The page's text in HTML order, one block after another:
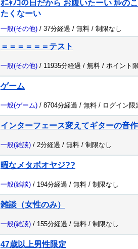
ｵﾆｬﾉｺの日だから お腹いたーい ｶﾚの
たくなーい
一般(その他) / 37分経過 / 無料 / 制限なし
＝＝＝＝＝＝テスト
一般(その他) / 11935分経過 / 無料 / ポイント
ゲーム
一般(ゲーム) / 8704分経過 / 無料 / ログイン限
インターフェース変えてギターの音
一般(雑談) / 2分経過 / 無料 / 制限なし
暇なメタボオヤジ??
一般(雑談) / 194分経過 / 無料 / 制限なし
雑談（女性のみ）
一般(雑談) / 155分経過 / 無料 / 制限なし
47歳以上男性限定